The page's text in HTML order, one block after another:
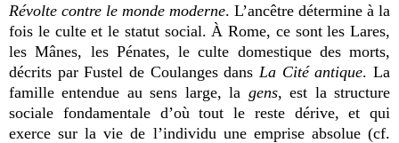
Révolte contre le monde moderne. L’ancêtre détermine à la
fois le culte et le statut social. À Rome, ce sont les Lares,
les Mânes, les Pénates, le culte domestique des morts,
décrits par Fustel de Coulanges dans La Cité antique. La
famille entendue au sens large, la gens, est la structure
sociale fondamentale d’où tout le reste dérive, et qui
exerce sur la vie de l’individu une emprise absolue (cf.